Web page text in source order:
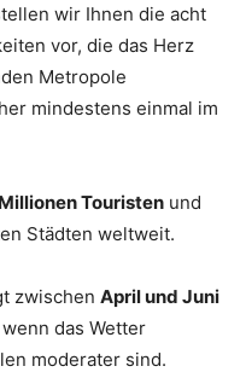
wir Ihnen die acht
vor, die das Herz
Metropole
mindestens einmal im
Touristen und
Städten weltweit.
zwischen April und Juni
wenn das Wetter
moderater sind.